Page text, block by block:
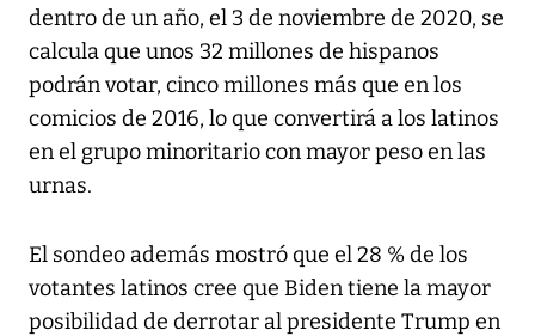
dentro de un año, el 3 de noviembre de 2020, se
calcula que unos 32 millones de hispanos
podrán votar, cinco millones más que en los
comicios de 2016, lo que convertirá a los latinos
en el grupo minoritario con mayor peso en las
urnas.
El sondeo además mostró que el 28 % de los
votantes latinos cree que Biden tiene la mayor
posibilidad de derrotar al presidente Trump en